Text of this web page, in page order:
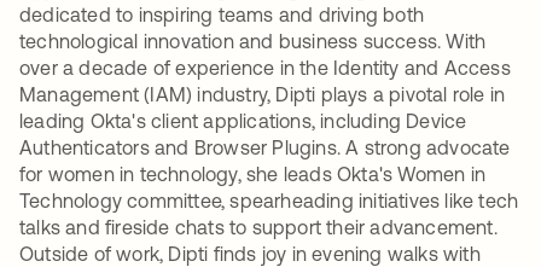
dedicated to inspiring teams and driving both
technological innovation and business success. With
over a decade of experience in the Identity and Access
Management (IAM) industry, Dipti plays a pivotal role in
leading Okta's client applications, including Device
Authenticators and Browser Plugins. A strong advocate
for women in technology, she leads Okta's Women in
Technology committee, spearheading initiatives like tech
talks and fireside chats to support their advancement.
Outside of work, Dipti finds joy in evening walks with